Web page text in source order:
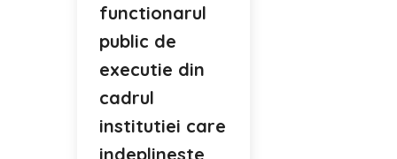
functionarul
public de
executie din
cadrul
institutiei care
indeplineste